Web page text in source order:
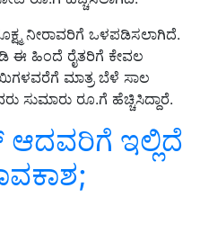
ನೀರಾವರಿಗೆ ಒಳಪಡಿಸಲಾಗಿದೆ.
ಹಿಂದೆ ರೈತರಿಗೆ ಕೇವಲ
ಮಾತ್ರ ಬೆಳೆ ಸಾಲ
ಸುಮಾರು ರೂ.ಗೆ ಹೆಚ್ಚಿಸಿದ್ದಾರೆ.
ಆದವರಿಗೆ ಇಲ್ಲಿದೆ